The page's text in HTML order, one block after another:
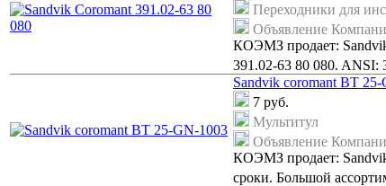
Переходники для
Объявление
КОЭМЗ продает:
391.02-63 80 080. ANSI:
Sandvik coromant BT
7 руб.
Мультитул
Объявление
КОЭМЗ продает:
сроки. Большой